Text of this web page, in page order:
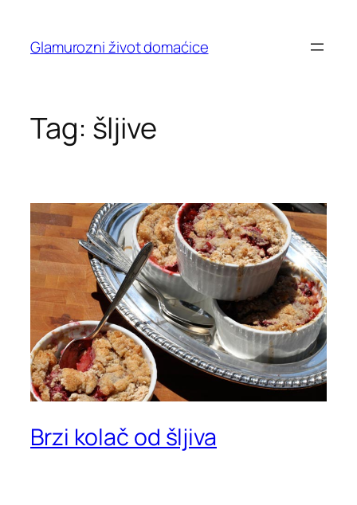
content
Glamurozni život domaćice
Tag: šljive
Brzi kolač od šljiva